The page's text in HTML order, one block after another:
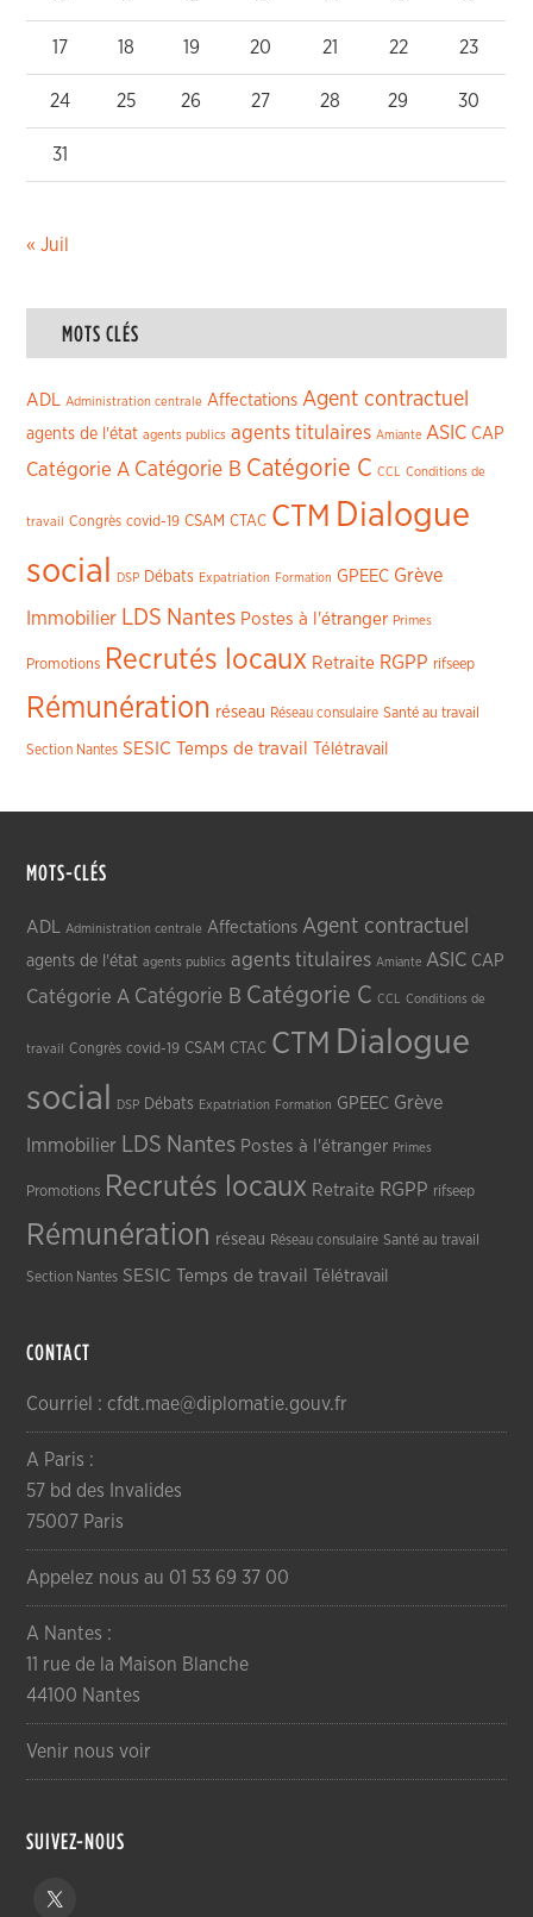
17 18 19 20 21 22 23
24 25 26 27 28 29 30
31
« Juil
MOTS CLÉS
ADL Administration centrale Affectations Agent contractuel
agents de l'état agents publics agents titulaires Amiante ASIC CAP
Catégorie A Catégorie B Catégorie C CCL Conditions de
travail Congrès covid-19 CSAM CTAC CTM Dialogue
social
DSP Débats Expatriation Formation GPEEC Grève
Immobilier LDS Nantes Postes à l'étranger Primes
Promotions Recrutés locaux Retraite RGPP rifseep
Rémunération réseau Réseau consulaire Santé au travail
Section Nantes SESIC Temps de travail Télétravail
MOTS-CLÉS
ADL Administration centrale Affectations Agent contractuel
agents de l'état agents publics agents titulaires Amiante ASIC CAP
Catégorie A Catégorie B Catégorie C CCL Conditions de
travail Congrès covid-19 CSAM CTAC CTM Dialogue
social
DSP Débats Expatriation Formation GPEEC Grève
Immobilier LDS Nantes Postes à l'étranger Primes
Promotions Recrutés locaux Retraite RGPP rifseep
Rémunération réseau Réseau consulaire Santé au travail
Section Nantes SESIC Temps de travail Télétravail
CONTACT
Courriel : cfdt.mae@diplomatie.gouv.fr
A Paris :
57 bd des Invalides
75007 Paris
Appelez nous au 01 53 69 37 00
A Nantes :
11 rue de la Maison Blanche
44100 Nantes
Venir nous voir
SUIVEZ-NOUS